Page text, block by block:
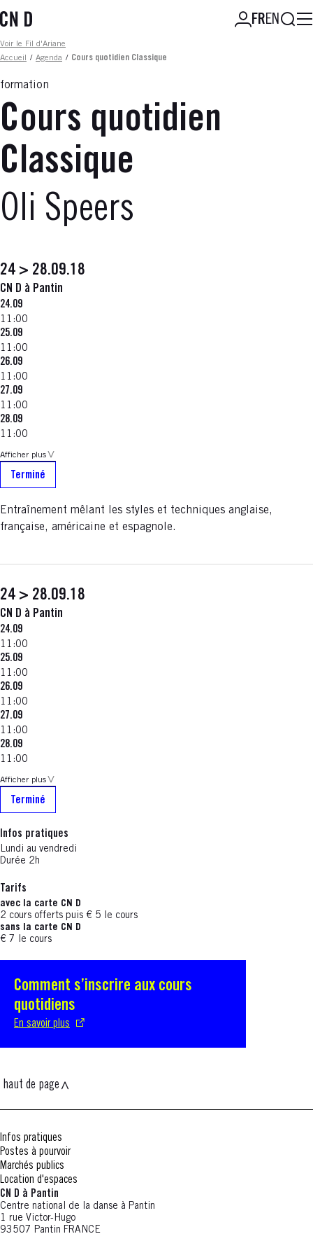
au
principal
FREN
Fil d'ariane
Voir le Fil d'Ariane
Accueil
/ Agenda / Cours quotidien Classique
formation
Cours quotidien
Classique
Oli Speers
24 > 28.09.18
CN D à Pantin
24.09
11:00
25.09
11:00
26.09
11:00
27.09
11:00
28.09
11:00
Afficher plus
Terminé
Entraînement mêlant les styles et techniques anglaise,
française, américaine et espagnole.
24 > 28.09.18
CN D à Pantin
24.09
11:00
25.09
11:00
26.09
11:00
27.09
11:00
28.09
11:00
Afficher plus
Terminé
Infos pratiques
Lundi au vendredi
Durée 2h
Tarifs
avec la carte CN D
2 cours offerts puis € 5 le cours
sans la carte CN D
€ 7 le cours
Comment s’inscrire aux cours
quotidiens
En savoir plus
S'ouvre dans une nouvelle fenêtre
haut de page
Infos pratiques
Postes à pourvoir
Marchés publics
Location d'espaces
CN D à Pantin
Centre national de la danse à Pantin
1 rue Victor-Hugo
93507 Pantin FRANCE